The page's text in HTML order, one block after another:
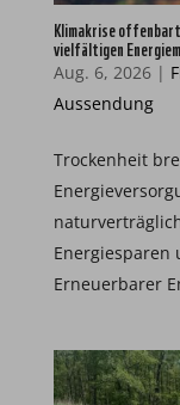
Klimakrise
vielfältigen
Aug. 6, 2026|
Aussendung
Trockenheit
Energiesparen
Erneuerbarer